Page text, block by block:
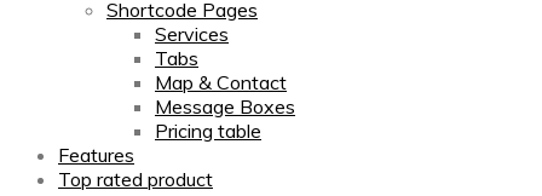
Shortcode Pages
Services
Tabs
Map & Contact
Message Boxes
Pricing table
Features
Top rated product